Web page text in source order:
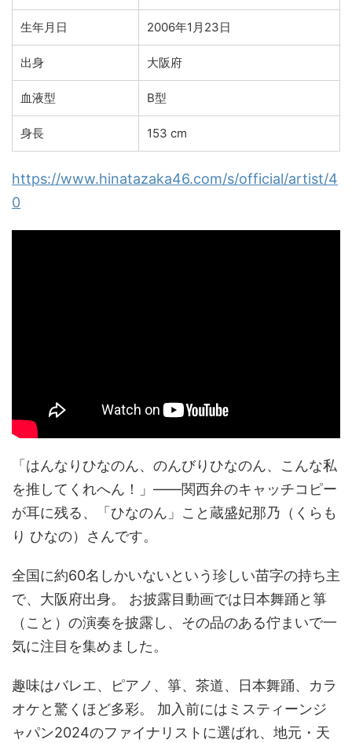
生年月日 2006年1月23日
出身 大阪府
血液型 B型
身長 153 cm
https://www.hinatazaka46.com/s/official/artist/4
0
「はんなりひなのん、のんびりひなのん、こんな私
を推してくれへん！」——関西弁のキャッチコピー
が耳に残る、「ひなのん」こと蔵盛妃那乃（くらも
り ひなの）さんです。
全国に約60名しかいないという珍しい苗字の持ち主
で、大阪府出身。 お披露目動画では日本舞踊と箏
（こと）の演奏を披露し、その品のある佇まいで一
気に注目を集めました。
趣味はバレエ、ピアノ、箏、茶道、日本舞踊、カラ
オケと驚くほど多彩。 加入前にはミスティーンジ
ャパン2024のファイナリストに選ばれ、地元・天